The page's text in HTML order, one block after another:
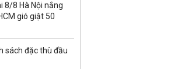
8/8 Hà Nội nắng
gió giật 50
sách đặc thù đầu